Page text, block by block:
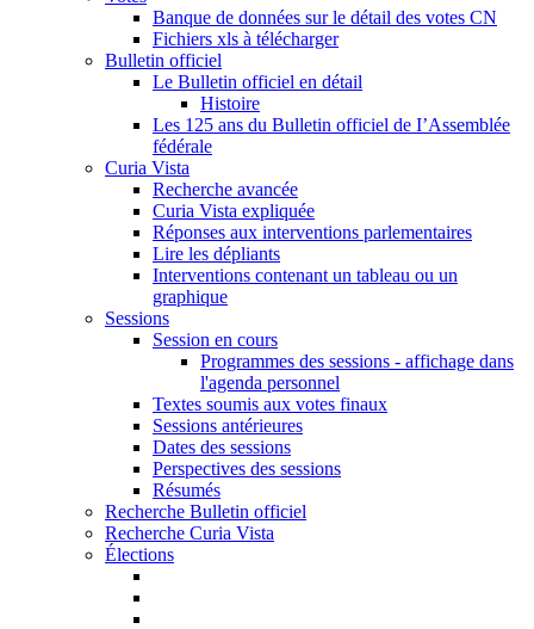
Banque de données sur le détail des votes CN
Fichiers xls à télécharger
Bulletin officiel
Le Bulletin officiel en détail
Histoire
Les 125 ans du Bulletin officiel de I’Assemblée
fédérale
Curia Vista
Recherche avancée
Curia Vista expliquée
Réponses aux interventions parlementaires
Lire les dépliants
Interventions contenant un tableau ou un
graphique
Sessions
Session en cours
Programmes des sessions - affichage dans
l'agenda personnel
Textes soumis aux votes finaux
Sessions antérieures
Dates des sessions
Perspectives des sessions
Résumés
Recherche Bulletin officiel
Recherche Curia Vista
Élections